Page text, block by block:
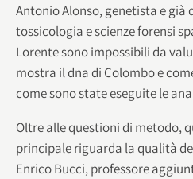
Antonio Alonso, genetista e già
tossicologia e scienze forensi
Lorente sono impossibili da
mostra il dna di Colombo e
come sono state eseguite le
Oltre alle questioni di metodo,
principale riguarda la qualità
Enrico Bucci, professore